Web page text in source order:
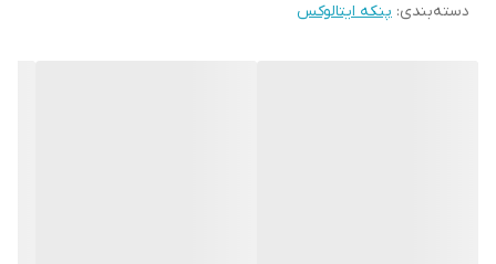
دسته‌بندی: پنکه ایتالوکس